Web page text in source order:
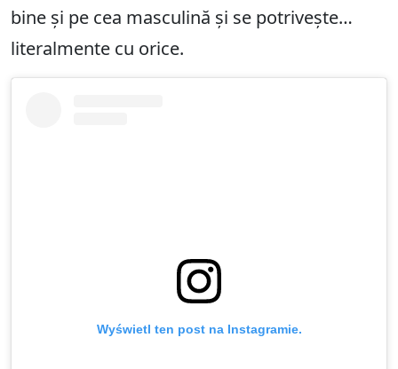
bine și pe cea masculină și se potrivește…
literalmente cu orice.
Wyświetl ten post na Instagramie.